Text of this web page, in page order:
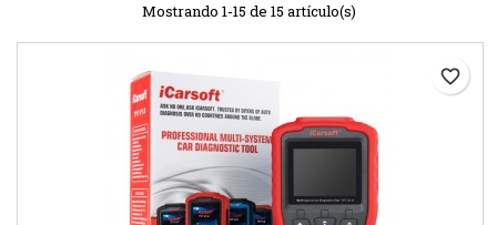
Mostrando 1-15 de 15 artículo(s)
favorite_border